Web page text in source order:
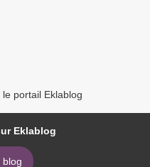
portail Eklablog
Eklablog
blog